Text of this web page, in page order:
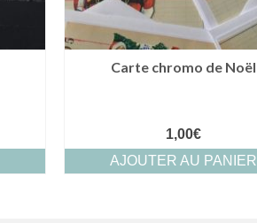
Carte chromo de Noël
1,00€
AJOUTER AU PANIER